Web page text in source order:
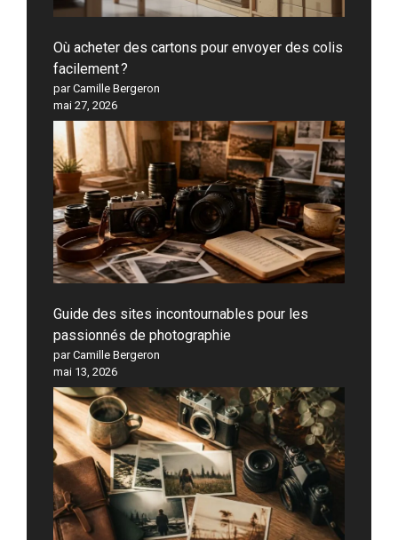
Où acheter des cartons pour envoyer des colis
facilement ?
par Camille Bergeron
mai 27, 2026
Guide des sites incontournables pour les
passionnés de photographie
par Camille Bergeron
mai 13, 2026